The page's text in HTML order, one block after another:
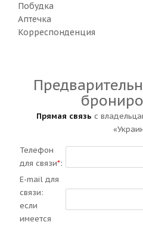
Побудка
Аптечка
Корреспонденция
Прямая связь с
Телефон
для связи*:
E-mail для
связи:
если
имеется